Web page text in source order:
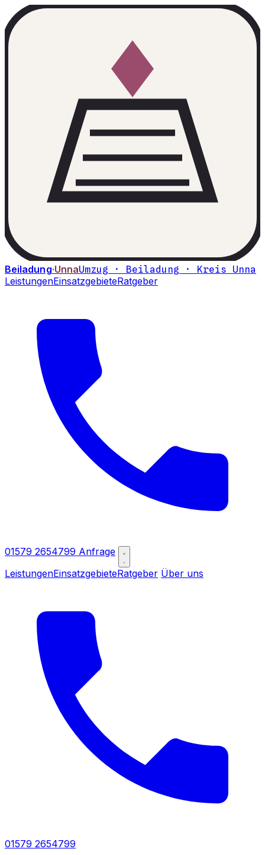
Beiladung·UnnaUmzug · Beiladung · Kreis Unna
LeistungenEinsatzgebieteRatgeber
01579 2654799 Anfrage
LeistungenEinsatzgebieteRatgeber Über uns
01579 2654799